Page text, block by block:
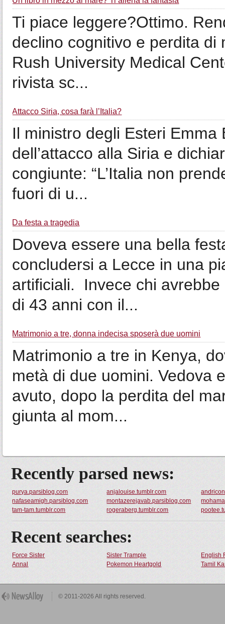
Ti piace leggere?Ottimo.
declino cognitivo e perdita
Rush University Medical
rivista sc...
Attacco Siria, cosa farà l’Italia?
Il ministro degli Esteri
dell’attacco alla Siria e
congiunte: “L’Italia non
fuori di u...
Da festa a tragedia
Doveva essere una bella
concludersi a Lecce in una
artificiali. Invece chi
di 43 anni con il...
Matrimonio a tre, donna indecisa sposerà due uomini
Matrimonio a tre in Kenya,
metà di due uomini. Vedova
avuto, dopo la perdita del
giunta al mom...
Recently parsed news:
purya.parsiblog.com anjalouise.tumblr.com
nafaseamigh.parsiblog.com
montazerejavab.parsiblog.com
tam-tam.tumblr.com
rogeraberg.tumblr.com
Recent searches:
Force Sister Sister Trample
English
Annal
Pokemon Heartgold Tamil
© 2011-2026 All rights reserved.